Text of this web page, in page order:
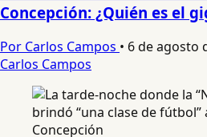
Concepción: ¿Quién es el
Por Carlos Campos • 6 de agosto
Carlos Campos